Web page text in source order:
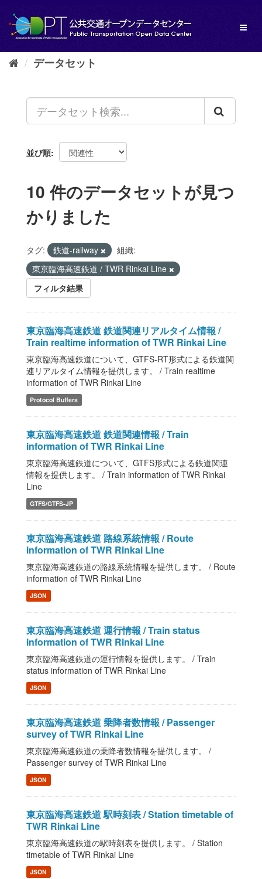
し
データセット
並び順
10 件のデータセットが見つ
かりました
タグ: 鉄道-railway
組織:
東京臨海高速鉄道 / TWR Rinkai Line
フィルタ結果
東京臨海高速鉄道 鉄道関連リアルタイム情報 /
Train realtime information of TWR Rinkai Line
東京臨海高速鉄道について、GTFS-RT形式による鉄道関
連リアルタイム情報を提供します。 / Train realtime
information of TWR Rinkai Line
Protocol Buffers
東京臨海高速鉄道 鉄道関連情報 / Train
information of TWR Rinkai Line
東京臨海高速鉄道について、GTFS形式による鉄道関連
情報を提供します。 / Train information of TWR Rinkai
Line
GTFS/GTFS-JP
東京臨海高速鉄道 路線系統情報 / Route
information of TWR Rinkai Line
東京臨海高速鉄道の路線系統情報を提供します。 / Route
information of TWR Rinkai Line
JSON
東京臨海高速鉄道 運行情報 / Train status
information of TWR Rinkai Line
東京臨海高速鉄道の運行情報を提供します。 / Train
status information of TWR Rinkai Line
JSON
東京臨海高速鉄道 乗降者数情報 / Passenger
survey of TWR Rinkai Line
東京臨海高速鉄道の乗降者数情報を提供します。 /
Passenger survey of TWR Rinkai Line
JSON
東京臨海高速鉄道 駅時刻表 / Station timetable of
TWR Rinkai Line
東京臨海高速鉄道の駅時刻表を提供します。 / Station
timetable of TWR Rinkai Line
JSON